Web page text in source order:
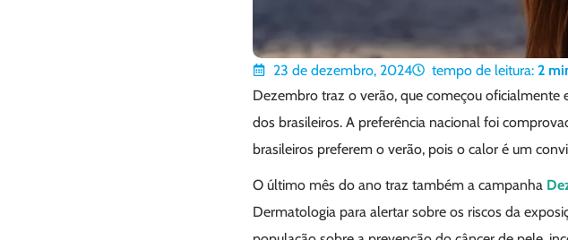
23 de dezembro, 2024 tempo de leitura: 2
Dezembro traz o verão, que começou oficialmente
dos brasileiros. A preferência nacional foi
brasileiros preferem o verão, pois o calor é um
O último mês do ano traz também a campanha
Dermatologia para alertar sobre os riscos da